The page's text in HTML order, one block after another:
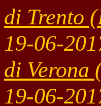
di Trento
19-06-
di Verona
19-06-